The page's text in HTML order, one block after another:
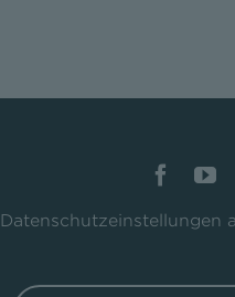
Datenschutzeinstellungen